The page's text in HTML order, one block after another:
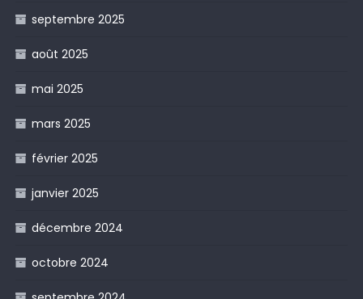
septembre 2025
août 2025
mai 2025
mars 2025
février 2025
janvier 2025
décembre 2024
octobre 2024